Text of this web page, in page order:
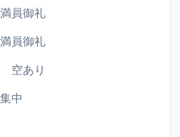
員御礼
員御礼
空あり
中